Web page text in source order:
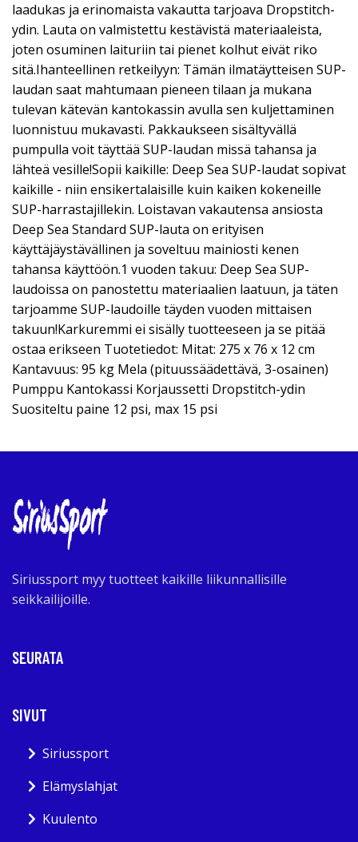
laadukas ja erinomaista vakautta tarjoava Dropstitch-
ydin. Lauta on valmistettu kestävistä materiaaleista,
joten osuminen laituriin tai pienet kolhut eivät riko
sitä.Ihanteellinen retkeilyyn: Tämän ilmatäytteisen SUP-
laudan saat mahtumaan pieneen tilaan ja mukana
tulevan kätevän kantokassin avulla sen kuljettaminen
luonnistuu mukavasti. Pakkaukseen sisältyvällä
pumpulla voit täyttää SUP-laudan missä tahansa ja
lähteä vesille!Sopii kaikille: Deep Sea SUP-laudat sopivat
kaikille - niin ensikertalaisille kuin kaiken kokeneille
SUP-harrastajillekin. Loistavan vakautensa ansiosta
Deep Sea Standard SUP-lauta on erityisen
käyttäjäystävällinen ja soveltuu mainiosti kenen
tahansa käyttöön.1 vuoden takuu: Deep Sea SUP-
laudoissa on panostettu materiaalien laatuun, ja täten
tarjoamme SUP-laudoille täyden vuoden mittaisen
takuun!Karkuremmi ei sisälly tuotteeseen ja se pitää
ostaa erikseen Tuotetiedot: Mitat: 275 x 76 x 12 cm
Kantavuus: 95 kg Mela (pituussäädettävä, 3-osainen)
Pumppu Kantokassi Korjaussetti Dropstitch-ydin
Suositeltu paine 12 psi, max 15 psi
Siriussport myy tuotteet kaikille liikunnallisille
seikkailijoille.
SEURATA
SIVUT
Siriussport
Elämyslahjat
Kuulento